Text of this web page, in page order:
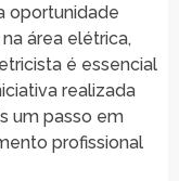
oportunidade
área elétrica,
é essencial
realizada
um passo em
profissional